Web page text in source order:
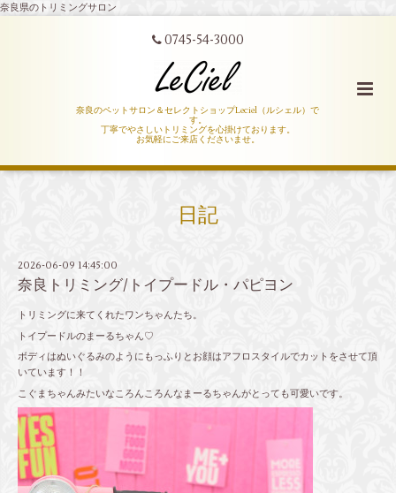
奈良県のトリミングサロン
0745-54-3000
奈良のペットサロン＆セレクトショップLeciel（ルシェル）で
す。
丁寧でやさしいトリミングを心掛けております。
お気軽にご来店くださいませ。
日記
2026-06-09 14:45:00
奈良トリミング/トイプードル・パピヨン
トリミングに来てくれたワンちゃんたち。
トイプードルのまーるちゃん♡
ボディはぬいぐるみのようにもっふりとお顔はアフロスタイルでカットをさせて頂
いています！！
こぐまちゃんみたいなころんころんなまーるちゃんがとっても可愛いです。